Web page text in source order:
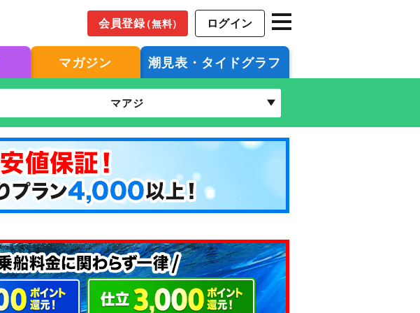
会員登録（無料） ログイン
マガジン 潮見表・タイドグラフ
マアジ